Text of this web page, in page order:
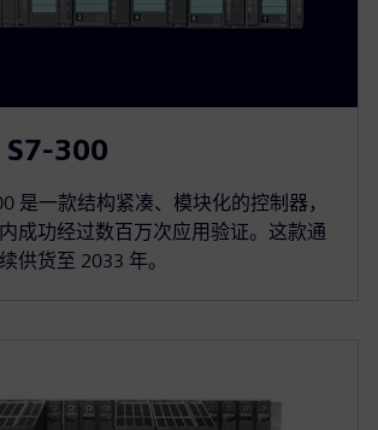
S7-300
是一款结构紧凑、模块化的控制器，
成功经过数百万次应用验证。这款通
供货至 2033 年。